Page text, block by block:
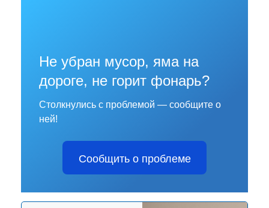
Не убран мусор, яма на
дороге, не горит фонарь?
Столкнулись с проблемой — сообщите о
ней!
Сообщить о проблеме